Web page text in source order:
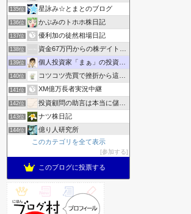
135位 星詠み☆とまとのブログ
136位 かぶみのトホホ株日記
137位 優利加の徒然相場日記
138位 資金67万円からの株デイトレ収支記録
139位 個人投資家「まぁ」の投資ブログ《資産倍増化》
140位 コツコツ売買で挫折から這い上がりたい
141位 XM億万長者実況中継
142位 投資顧問の助言は本当に儲かるのかリアルにやってみた
143位 ナツ株日記
144位 億り人研究所
デイトレ初心者のトレード日記
146位 旅する投資家MIKAの日々の投資の記録
このカテゴリを全て表示
参加する
このブログに投票する